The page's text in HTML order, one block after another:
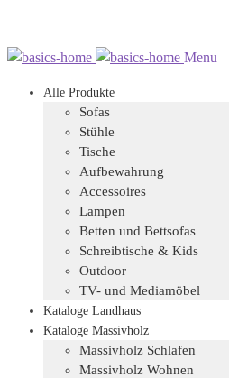
Zur
springen
Zum
springen
Menu
Alle Produkte
Sofas
Stühle
Tische
Aufbewahrung
Accessoires
Lampen
Betten und Bettsofas
Schreibtische & Kids
Outdoor
TV- und Mediamöbel
Kataloge Landhaus
Kataloge Massivholz
Massivholz Schlafen
Massivholz Wohnen